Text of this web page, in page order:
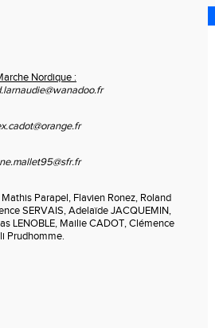
Nordique :
Parapel, Flavien Ronez, Roland
SERVAIS, Adelaïde JACQUEMIN,
LENOBLE, Mailie CADOT, Clémence
Prudhomme.